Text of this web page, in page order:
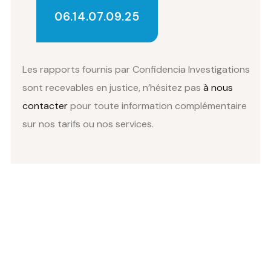
06.14.07.09.25
Les rapports fournis par Confidencia Investigations
sont recevables en justice, n’hésitez pas à nous
contacterpour toute information complémentaire
sur nos tarifs ou nos services.